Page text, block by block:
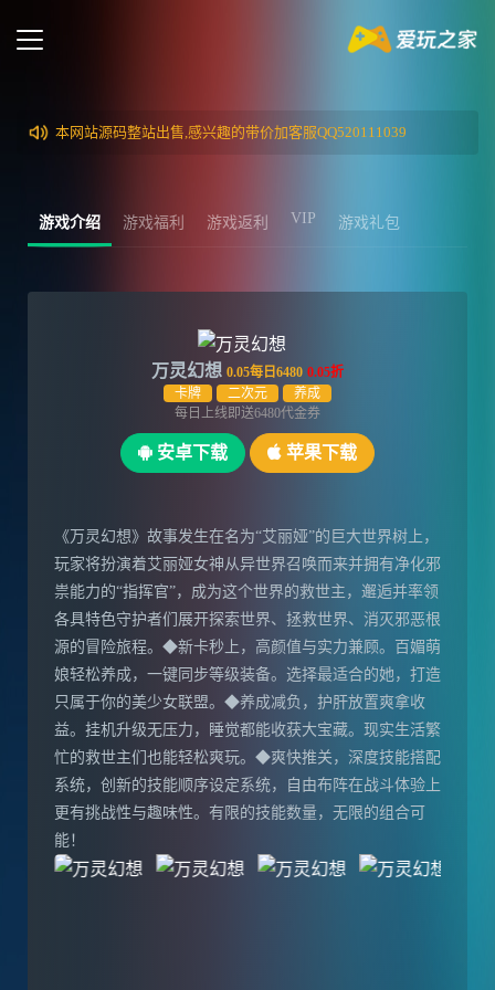
本网站源码整站出售,感兴趣的带价加客服QQ520111039
游戏介绍 游戏福利 游戏返利 VIP 游戏礼包
万灵幻想 0.05每日6480 0.05折
卡牌
二次元
养成
每日上线即送6480代金券
安卓下载 苹果下载
《万灵幻想》故事发生在名为“艾丽娅”的巨大世界树上，
玩家将扮演着艾丽娅女神从异世界召唤而来并拥有净化邪
祟能力的“指挥官”，成为这个世界的救世主，邂逅并率领
各具特色守护者们展开探索世界、拯救世界、消灭邪恶根
源的冒险旅程。◆新卡秒上，高颜值与实力兼顾。百媚萌
娘轻松养成，一键同步等级装备。选择最适合的她，打造
只属于你的美少女联盟。◆养成减负，护肝放置爽拿收
益。挂机升级无压力，睡觉都能收获大宝藏。现实生活繁
忙的救世主们也能轻松爽玩。◆爽快推关，深度技能搭配
系统，创新的技能顺序设定系统，自由布阵在战斗体验上
更有挑战性与趣味性。有限的技能数量，无限的组合可
能！